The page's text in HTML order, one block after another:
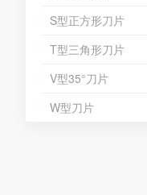
S型正方形刀片
T型三角形刀片
V型35°刀片
W型刀片